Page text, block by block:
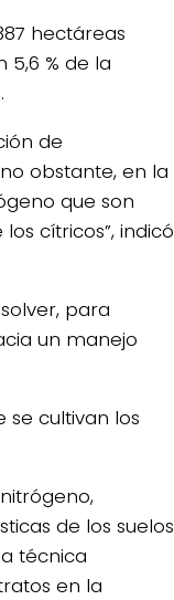
hectáreas
5,6 % de la
de
obstante, en la
que son
cítricos”, indicó
para
un manejo
se cultivan los
de los suelos
técnica
en la